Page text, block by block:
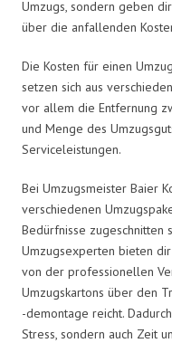
Umzugs, sondern geben
über die anfallenden
Die Kosten für einen
setzen sich aus
vor allem die Entfernung
und Menge des
Serviceleistungen.
Bei Umzugsmeister Baier
verschiedenen
Bedürfnisse zugeschnitten
Umzugsexperten bieten
von der professionellen
Umzugskartons über den
-demontage reicht.
Stress, sondern auch Zeit